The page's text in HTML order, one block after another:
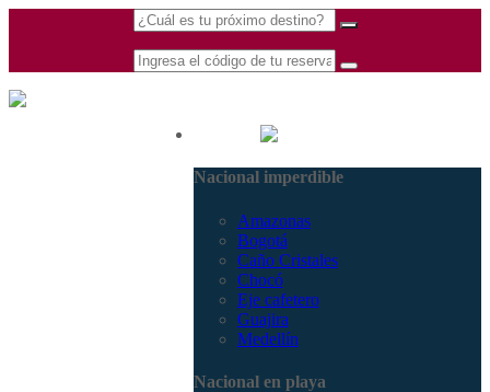
Nacional imperdible
Amazonas
Bogotá
Caño Cristales
Chocó
Eje cafetero
Guajira
Medellín
Nacional en playa